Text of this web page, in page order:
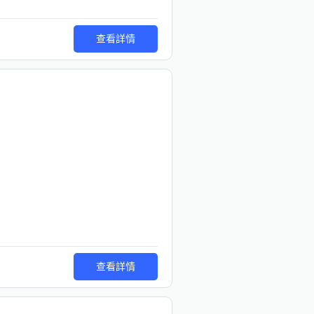
查看詳情
查看詳情